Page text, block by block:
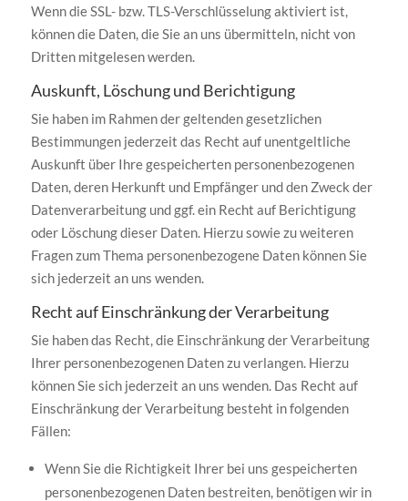
Wenn die SSL- bzw. TLS-Verschlüsselung aktiviert ist,
können die Daten, die Sie an uns übermitteln, nicht von
Dritten mitgelesen werden.
Auskunft, Löschung und Berichtigung
Sie haben im Rahmen der geltenden gesetzlichen
Bestimmungen jederzeit das Recht auf unentgeltliche
Auskunft über Ihre gespeicherten personenbezogenen
Daten, deren Herkunft und Empfänger und den Zweck der
Datenverarbeitung und ggf. ein Recht auf Berichtigung
oder Löschung dieser Daten. Hierzu sowie zu weiteren
Fragen zum Thema personenbezogene Daten können Sie
sich jederzeit an uns wenden.
Recht auf Einschränkung der Verarbeitung
Sie haben das Recht, die Einschränkung der Verarbeitung
Ihrer personenbezogenen Daten zu verlangen. Hierzu
können Sie sich jederzeit an uns wenden. Das Recht auf
Einschränkung der Verarbeitung besteht in folgenden
Fällen:
Wenn Sie die Richtigkeit Ihrer bei uns gespeicherten
personenbezogenen Daten bestreiten, benötigen wir in